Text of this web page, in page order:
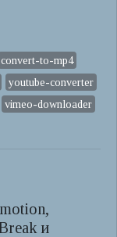
convert-to-mp4
youtube-converter
vimeo-downloader
и